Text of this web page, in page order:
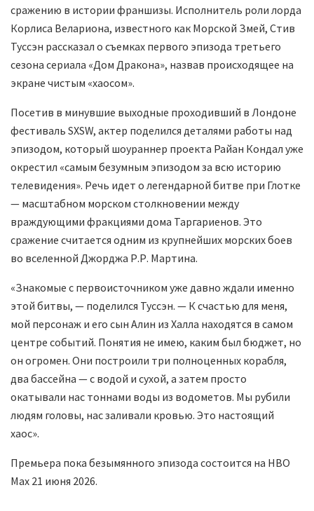
сражению в истории франшизы. Исполнитель роли лорда
Корлиса Велариона, известного как Морской Змей, Стив
Туссэн рассказал о съемках первого эпизода третьего
сезона сериала «Дом Дракона», назвав происходящее на
экране чистым «хаосом».
Посетив в минувшие выходные проходивший в Лондоне
фестиваль SXSW, актер поделился деталями работы над
эпизодом, который шоураннер проекта Райан Кондал уже
окрестил «самым безумным эпизодом за всю историю
телевидения». Речь идет о легендарной битве при Глотке
— масштабном морском столкновении между
враждующими фракциями дома Таргариенов. Это
сражение считается одним из крупнейших морских боев
во вселенной Джорджа Р.Р. Мартина.
«Знакомые с первоисточником уже давно ждали именно
этой битвы, — поделился Туссэн. — К счастью для меня,
мой персонаж и его сын Алин из Халла находятся в самом
центре событий. Понятия не имею, каким был бюджет, но
он огромен. Они построили три полноценных корабля,
два бассейна — с водой и сухой, а затем просто
окатывали нас тоннами воды из водометов. Мы рубили
людям головы, нас заливали кровью. Это настоящий
хаос».
Премьера пока безымянного эпизода состоится на HBO
Max 21 июня 2026.